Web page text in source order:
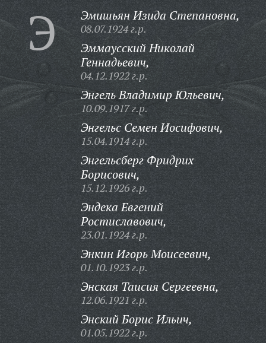
Э Эмишьян Изида Степановна,
08.07.1924 г.р.
Эммаусский Николай
Геннадьевич,
04.12.1922 г.р.
Энгель Владимир Юльевич,
10.09.1917 г.р.
Энгельс Семен Иосифович,
15.04.1914 г.р.
Энгельсберг Фридрих
Борисович,
15.12.1926 г.р.
Эндека Евгений
Ростиславович,
23.01.1924 г.р.
Энкин Игорь Моисеевич,
01.10.1923 г.р.
Энская Таисия Сергеевна,
12.06.1921 г.р.
Энский Борис Ильич,
01.05.1922 г.р.